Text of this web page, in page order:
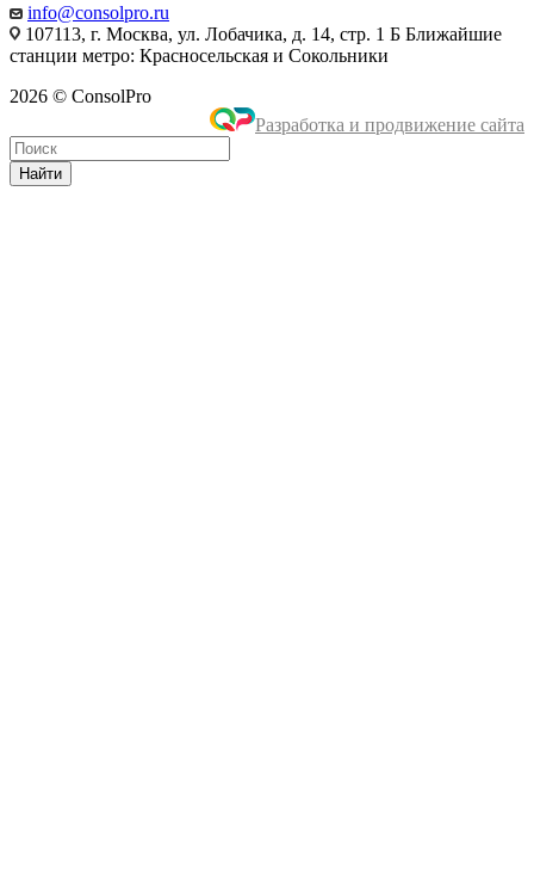
info@consolpro.ru
107113, г. Москва, ул. Лобачика, д. 14, стр. 1 Б Ближайшие
станции метро: Красносельская и Сокольники
2026 © ConsolPro
Разработка и продвижение сайта
Найти